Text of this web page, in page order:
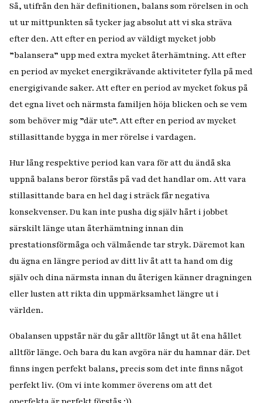
Så, utifrån den här definitionen, balans som rörelsen in och
ut ur mittpunktenså tycker jag absolut att vi ska sträva
efter den. Att efter en period av väldigt mycket jobb
”balansera” upp med extra mycket återhämtning. Att efter
en period av mycket energikrävande aktiviteter fylla på med
energigivande saker. Att efter en period av mycket fokus på
det egna livet och närmsta familjen höja blicken och se vem
som behöver mig ”där ute”. Att efter en period av mycket
stillasittande bygga in mer rörelse i vardagen.
Hur lång respektive period kan vara för att du ändå ska
uppnå balans beror förstås på vad det handlar om. Att vara
stillasittande bara en hel dag i sträck får negativa
konsekvenser. Du kan inte pusha dig själv hårt i jobbet
särskilt länge utan återhämtning innan din
prestationsförmåga och välmående tar stryk. Däremot kan
du ägna en längre period av ditt liv åt att ta hand om dig
själv och dina närmsta innan du återigen känner dragningen
eller lusten att rikta din uppmärksamhet längre ut i
världen.
Obalansen uppstår när du går alltför långt ut åt ena hållet
alltför länge. Och bara du kan avgöra när du hamnar där. Det
finns ingen perfekt balans, precis som det inte finns något
perfekt liv. (Om vi inte kommer överens om att det